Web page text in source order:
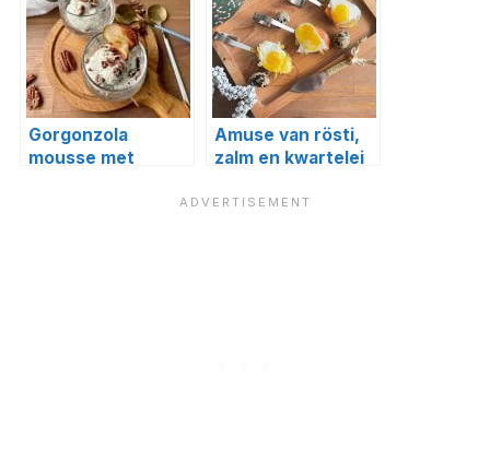
Gorgonzola
mousse met
Amuse van rösti,
zalm en kwartelei